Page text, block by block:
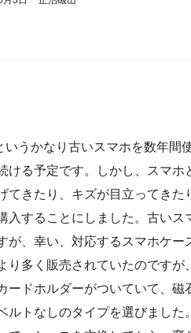
うかなり古いスマホを数年間
ける予定です。しかし、スマホ
てきたり、キズが目立ってきた
入することにしました。古い
、幸い、対応するスマホケー
り多く販売されていたのです
ードホルダーがついていて、
ルトなしのタイプを選びました。